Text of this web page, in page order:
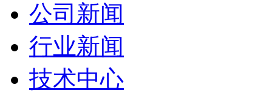
公司新闻
行业新闻
技术中心